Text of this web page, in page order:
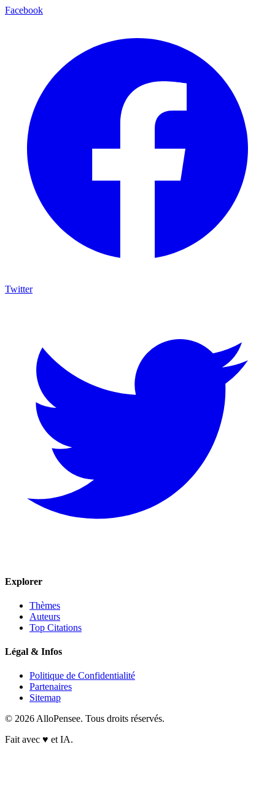
Facebook
Twitter
Explorer
Thèmes
Auteurs
Top Citations
Légal & Infos
Politique de Confidentialité
Partenaires
Sitemap
© 2026 AlloPensee. Tous droits réservés.
Fait avec ♥ et IA.